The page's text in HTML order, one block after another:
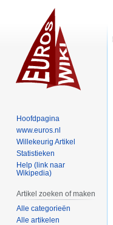
Hoofdpagina
www.euros.nl
Willekeurig Artikel
Statistieken
Help (link naar
Wikipedia)
Artikel zoeken of maken
Alle categorieën
Alle artikelen